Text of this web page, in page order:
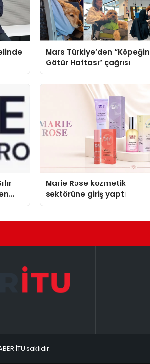
Mars Türkiye’den
Götür Haftası” çağrısı
ve
Marie Rose kozmetik
sektörüne giriş yaptı
İTU saklıdır.